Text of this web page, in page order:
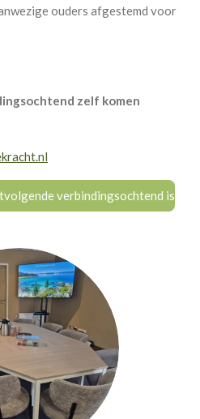
ouders afgestemd voor
zelf komen
verbindingsochtend is